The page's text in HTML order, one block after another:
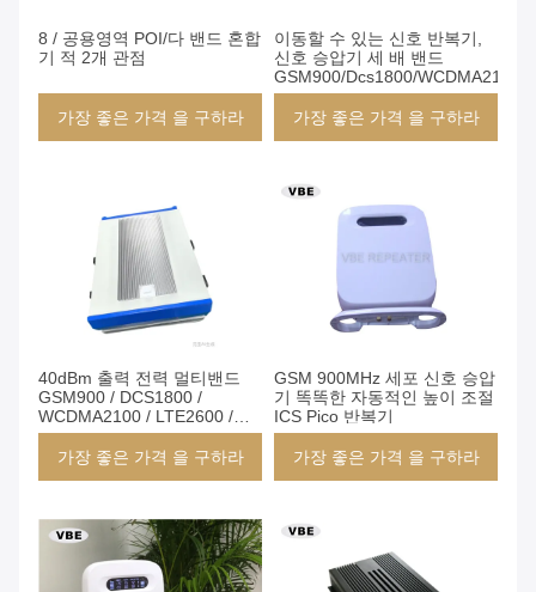
8 / 공용영역 POI/다 밴드 혼합
기 적 2개 관점
가장 좋은 가격 을 구하라
이동할 수 있는 신호 반복기,
신호 승압기 세 배 밴드
GSM900/Dcs1800/WCDMA2100
가장 좋은 가격 을 구하라
40dBm 출력 전력 멀티밴드
GSM900 / DCS1800 /
WCDMA2100 / LTE2600 /
NR3500 / LTE700 RF 중계기
/ 신호 증폭기 IP65 보호
가장 좋은 가격 을 구하라
GSM 900MHz 세포 신호 승압
기 똑똑한 자동적인 높이 조절
ICS Pico 반복기
가장 좋은 가격 을 구하라